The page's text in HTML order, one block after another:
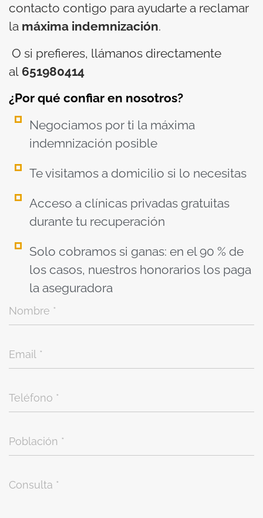
contacto contigo para ayudarte a reclamar
la máxima indemnización.
O si prefieres, llámanos directamente
al 651980414
¿Por qué confiar en nosotros?
Negociamos por ti la máxima
indemnización posible
Te visitamos a domicilio si lo necesitas
Acceso a clínicas privadas gratuitas
durante tu recuperación
Solo cobramos si ganas: en el 90 % de
los casos, nuestros honorarios los paga
la aseguradora